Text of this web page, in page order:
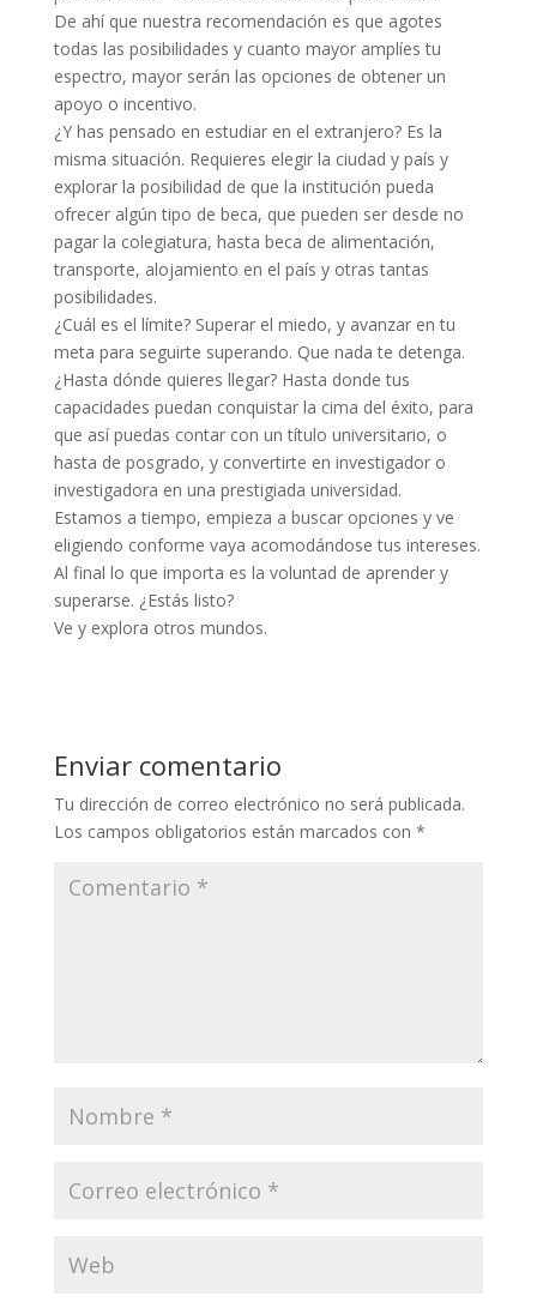
De ahí que nuestra recomendación es que agotes
todas las posibilidades y cuanto mayor amplíes tu
espectro, mayor serán las opciones de obtener un
apoyo o incentivo.
¿Y has pensado en estudiar en el extranjero? Es la
misma situación. Requieres elegir la ciudad y país y
explorar la posibilidad de que la institución pueda
ofrecer algún tipo de beca, que pueden ser desde no
pagar la colegiatura, hasta beca de alimentación,
transporte, alojamiento en el país y otras tantas
posibilidades.
¿Cuál es el límite? Superar el miedo, y avanzar en tu
meta para seguirte superando. Que nada te detenga.
¿Hasta dónde quieres llegar? Hasta donde tus
capacidades puedan conquistar la cima del éxito, para
que así puedas contar con un título universitario, o
hasta de posgrado, y convertirte en investigador o
investigadora en una prestigiada universidad.
Estamos a tiempo, empieza a buscar opciones y ve
eligiendo conforme vaya acomodándose tus intereses.
Al final lo que importa es la voluntad de aprender y
superarse. ¿Estás listo?
Ve y explora otros mundos.
Enviar comentario
Tu dirección de correo electrónico no será publicada.
Los campos obligatorios están marcados con *